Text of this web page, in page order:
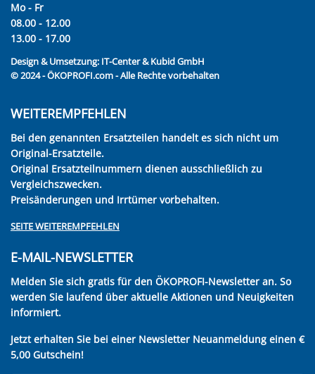
Mo - Fr
08.00 - 12.00
13.00 - 17.00
Design & Umsetzung: IT-Center & Kubid GmbH
© 2024 - ÖKOPROFI.com - Alle Rechte vorbehalten
WEITEREMPFEHLEN
Bei den genannten Ersatzteilen handelt es sich nicht um
Original-Ersatzteile.
Original Ersatzteilnummern dienen ausschließlich zu
Vergleichszwecken.
Preisänderungen und Irrtümer vorbehalten.
SEITE WEITEREMPFEHLEN
E-MAIL-NEWSLETTER
Melden Sie sich gratis für den ÖKOPROFI-Newsletter an. So
werden Sie laufend über aktuelle Aktionen und Neuigkeiten
informiert.
Jetzt erhalten Sie bei einer Newsletter Neuanmeldung einen €
5,00 Gutschein!